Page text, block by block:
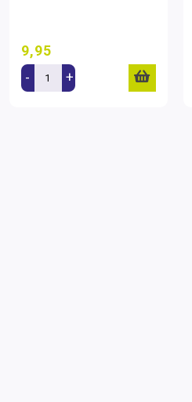
9,95
- +